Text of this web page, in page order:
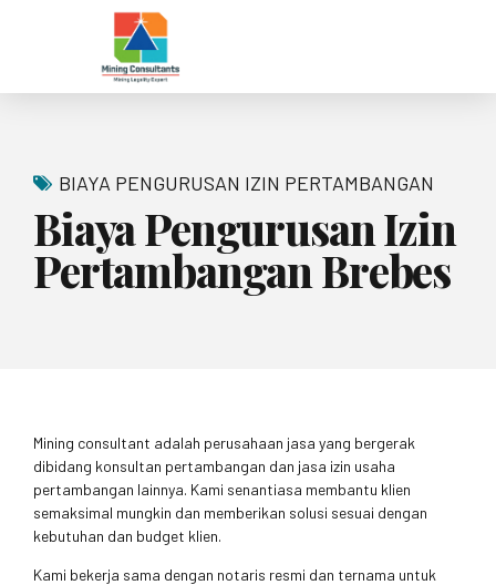
BIAYA PENGURUSAN IZIN PERTAMBANGAN
Biaya Pengurusan Izin
Pertambangan Brebes
Mining consultant adalah perusahaan jasa yang bergerak
dibidang konsultan pertambangan dan jasa izin usaha
pertambangan lainnya. Kami senantiasa membantu klien
semaksimal mungkin dan memberikan solusi sesuai dengan
kebutuhan dan budget klien.
Kami bekerja sama dengan notaris resmi dan ternama untuk